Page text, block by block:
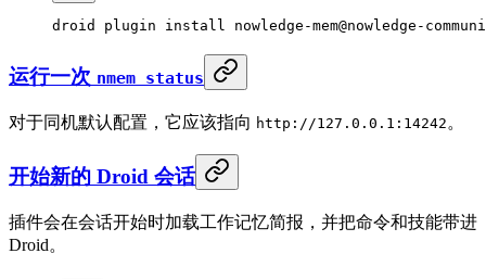
droid plugin install nowledge-mem@nowledge-
运行一次 nmem status
对于同机默认配置，它应该指向 http://127.0.0.1:14242 。
开始新的 Droid 会话
插件会在会话开始时加载工作记忆简报，并把命令和技能带进
Droid。